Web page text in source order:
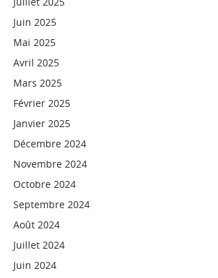
Juin 2025
Mai 2025
Avril 2025
Mars 2025
Février 2025
Janvier 2025
Décembre 2024
Novembre 2024
Octobre 2024
Septembre 2024
Août 2024
Juillet 2024
Juin 2024